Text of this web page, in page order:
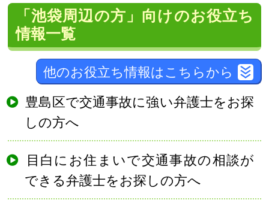
「池袋周辺の方」向けのお役立ち
情報一覧
他のお役立ち情報はこちらから
豊島区で交通事故に強い弁護士をお探
しの方へ
目白にお住まいで交通事故の相談が
できる弁護士をお探しの方へ